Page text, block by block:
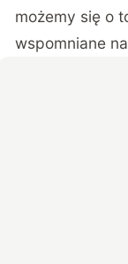
możemy się o
wspomniane